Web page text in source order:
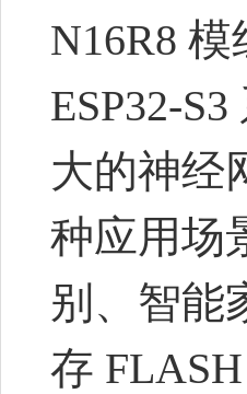
N16R8
ESP32-
大的神经
种应用场
别、智能
存